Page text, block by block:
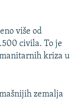
više od
civila. To je
kriza u
zemalja